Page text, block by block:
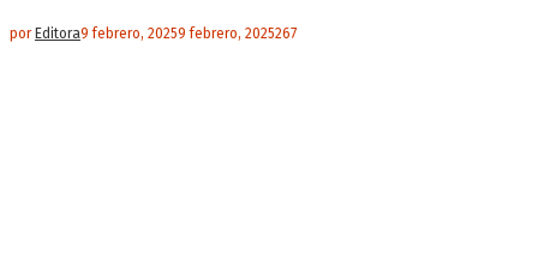
porEditora9 febrero, 20259 febrero, 2025267